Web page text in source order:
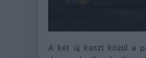
A két új kaszt közül a